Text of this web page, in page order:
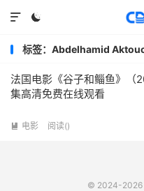


标签：Abdelhamid
法国电影《谷子和鲻鱼》（
集高清免费在线观看
 电影 阅读()
© 2024-2026